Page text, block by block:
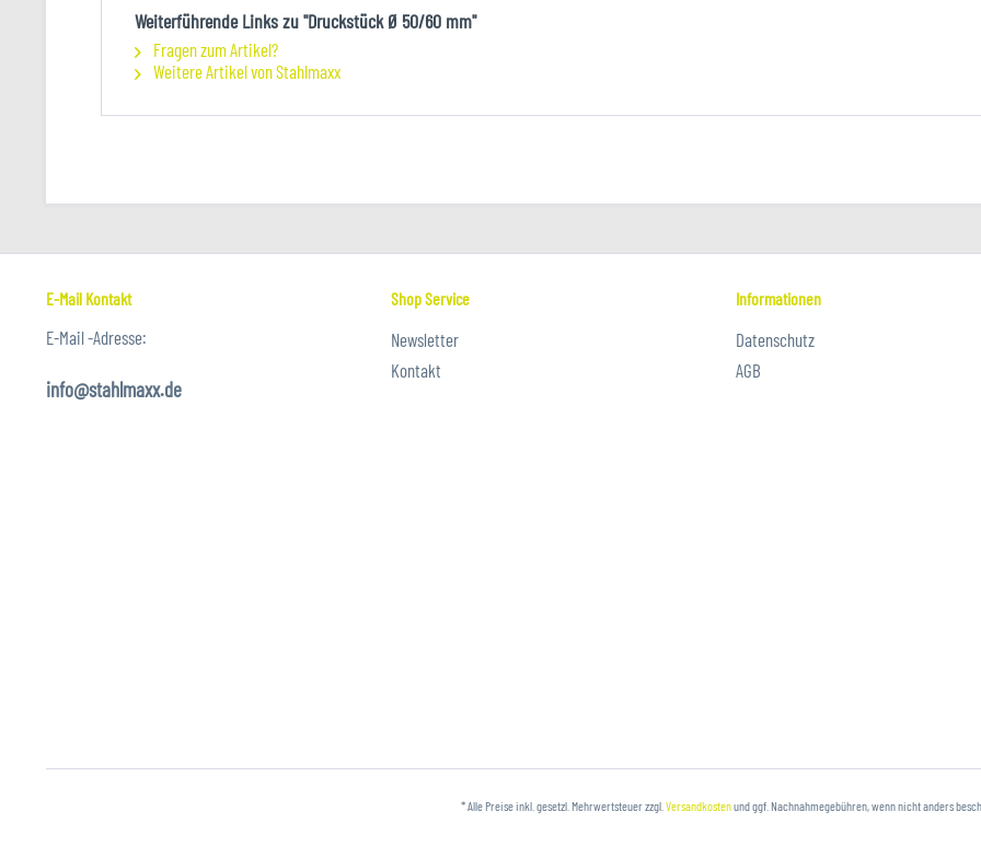
Weiterführende Links zu "Druckstück Ø 50/60 mm"
Fragen zum Artikel?
Weitere Artikel von Stahlmaxx
E-Mail Kontakt
E-Mail -Adresse:
info@stahlmaxx.de
Shop Service
Newsletter
Kontakt
Informationen
Datenschutz
AGB
* Alle Preise inkl. gesetzl. Mehrwertsteuer zzgl. Versandkostenund ggf. Nachnahmegebühren, wenn nicht anders